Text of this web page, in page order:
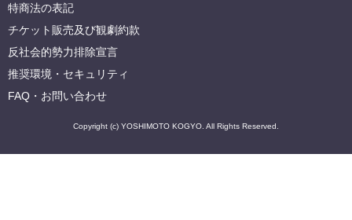
特商法の表記
チケット販売及び観劇約款
反社会的勢力排除宣言
推奨環境・セキュリティ
FAQ・お問い合わせ
Copyright (c) YOSHIMOTO KOGYO. All Rights Reserved.